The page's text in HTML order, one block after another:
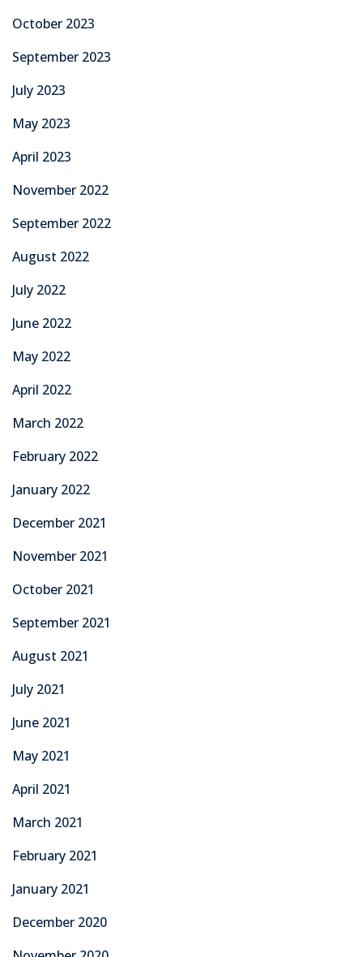
October 2023
September 2023
July 2023
May 2023
April 2023
November 2022
September 2022
August 2022
July 2022
June 2022
May 2022
April 2022
March 2022
February 2022
January 2022
December 2021
November 2021
October 2021
September 2021
August 2021
July 2021
June 2021
May 2021
April 2021
March 2021
February 2021
January 2021
December 2020